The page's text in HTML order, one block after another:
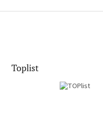
v
r
Toplist